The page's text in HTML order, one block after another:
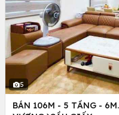
5
BÁN 106M - 5 TẦNG -